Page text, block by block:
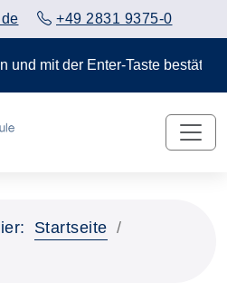
+49 2831 9375-0
mit der Enter-Taste
Startseite